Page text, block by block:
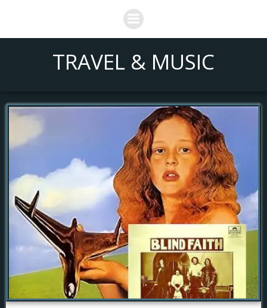
Saltar
al
contenido
TRAVEL & MUSIC